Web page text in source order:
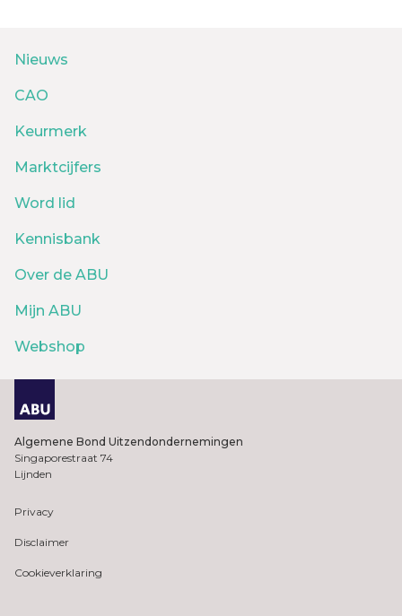
Nieuws
CAO
Keurmerk
Marktcijfers
Word lid
Kennisbank
Over de ABU
Mijn ABU
Webshop
Algemene Bond Uitzendondernemingen
Singaporestraat 74
Lijnden
Privacy
Disclaimer
Cookieverklaring